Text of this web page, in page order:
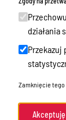
Akty Prawne
Rejestry,
Budżet
Organizacja
powiatowego
Organy
działania
Zamknięcie tego